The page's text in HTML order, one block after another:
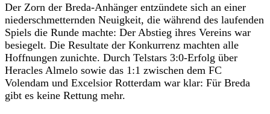
Der Zorn der Breda-Anhänger entzündete sich an einer
niederschmetternden Neuigkeit, die während des laufenden
Spiels die Runde machte: Der Abstieg ihres Vereins war
besiegelt. Die Resultate der Konkurrenz machten alle
Hoffnungen zunichte. Durch Telstars 3:0-Erfolg über
Heracles Almelo sowie das 1:1 zwischen dem FC
Volendam und Excelsior Rotterdam war klar: Für Breda
gibt es keine Rettung mehr.